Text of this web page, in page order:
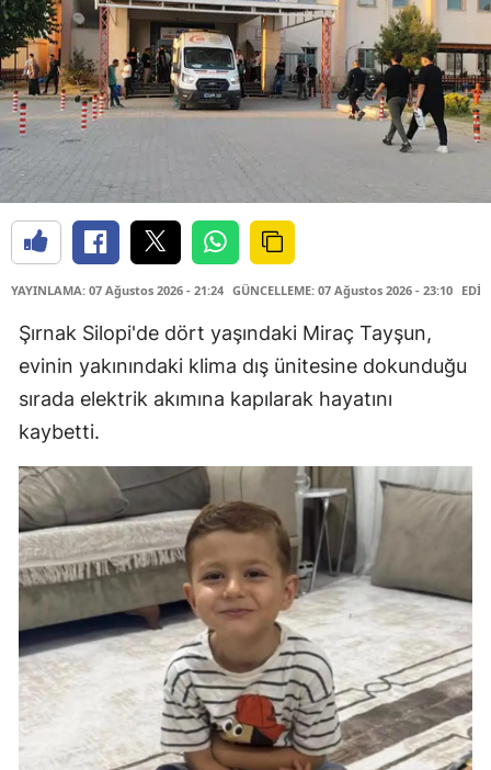
YAYINLAMA: 07 Ağustos 2026 - 21:24 GÜNCELLEME: 07 Ağustos 2026 - 23:10
Şırnak Silopi'de dört yaşındaki Miraç Tayşun,
evinin yakınındaki klima dış ünitesine dokunduğu
sırada elektrik akımına kapılarak hayatını
kaybetti.